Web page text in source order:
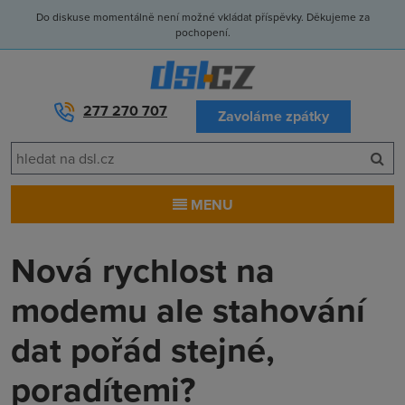
Do diskuse momentálně není možné vkládat příspěvky. Děkujeme za
pochopení.
277 270 707 Zavoláme zpátky
MENU
Nová rychlost na
modemu ale stahování
dat pořád stejné,
poradítemi?